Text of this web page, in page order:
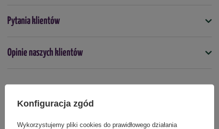
Fasola szparagowa, groch zwyczajny, groch siewny
cukrowy:8-10 g / 100 m
Pomidor w szklarniach:
3 dni
Symbol
5907102003708
kwiecień maj czerwiec
proszek
Pytania klientów
Opinie naszych klientów
Produkty powiązane
Konfiguracja zgód
Wykorzystujemy pliki cookies do prawidłowego działania